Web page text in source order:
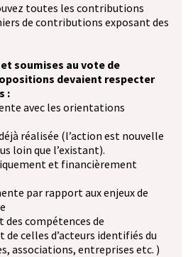
toutes les contributions
de contributions exposant des
soumises au vote de
devaient respecter
:
avec les orientations
réalisée (l’action est nouvelle
loin que l’existant).
et financièrement
par rapport aux enjeux de
des compétences de
celles d’acteurs identifiés du
associations, entreprises etc. )